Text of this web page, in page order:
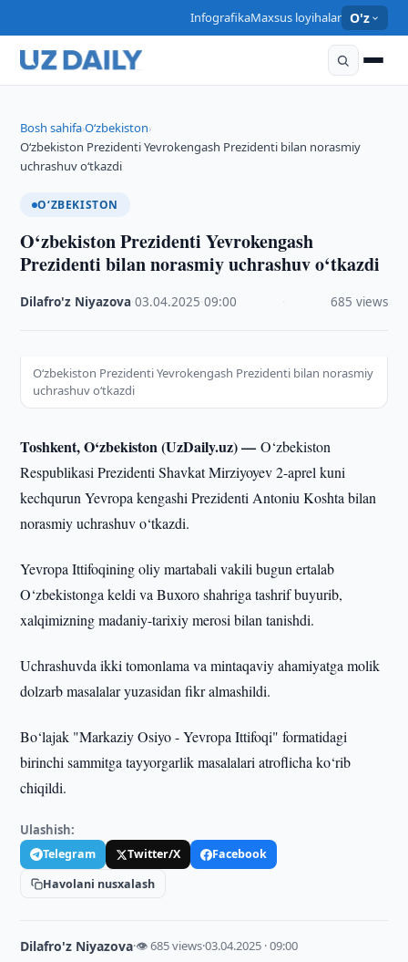
InfografikaMaxsus loyihalar O'z
Bosh sahifa›O‘zbekiston›
O‘zbekiston Prezidenti Yevrokengash Prezidenti bilan norasmiy
uchrashuv o‘tkazdi
O‘ZBEKISTON
O‘zbekiston Prezidenti Yevrokengash
Prezidenti bilan norasmiy uchrashuv o‘tkazdi
Dilafro'z Niyazova ·03.04.2025 ·09:00 685 views
O‘zbekiston Prezidenti Yevrokengash Prezidenti bilan norasmiy
uchrashuv o‘tkazdi
Toshkent, O‘zbekiston (UzDaily.uz) —O‘zbekiston
Respublikasi Prezidenti Shavkat Mirziyoyev 2-aprel kuni
kechqurun Yevropa kengashi Prezidenti Antoniu Koshta bilan
norasmiy uchrashuv o‘tkazdi.
Yevropa Ittifoqining oliy martabali vakili bugun ertalab
O‘zbekistonga keldi va Buxoro shahriga tashrif buyurib,
xalqimizning madaniy-tarixiy merosi bilan tanishdi.
Uchrashuvda ikki tomonlama va mintaqaviy ahamiyatga molik
dolzarb masalalar yuzasidan fikr almashildi.
Bo‘lajak "Markaziy Osiyo - Yevropa Ittifoqi" formatidagi
birinchi sammitga tayyorgarlik masalalari atroflicha ko‘rib
chiqildi.
Ulashish:
Telegram Twitter/X
Facebook
Havolani nusxalash
Dilafro'z Niyazova·👁 685 views·03.04.2025 · 09:00